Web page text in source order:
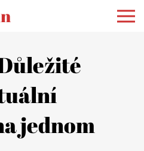
jednom